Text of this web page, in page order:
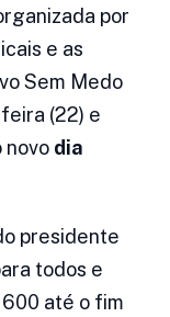
por
e as
Sem Medo
(22) e
novo dia
presidente
todos e
até o fim